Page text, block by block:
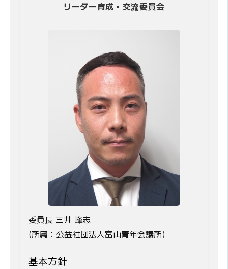
リーダー育成・交流委員会
委員長 三井 峰志
(所属：公益社団法人富山青年会議所)
基本方針